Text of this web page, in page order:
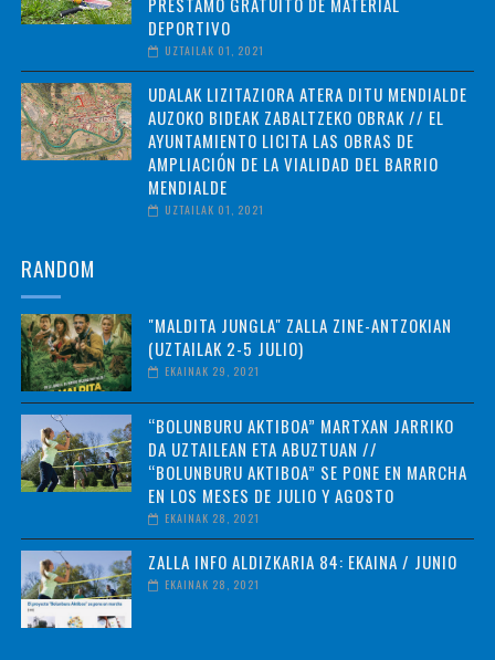
DEPORTIVO
UZTAILAK 01, 2021
UDALAK LIZITAZIORA ATERA DITU MENDIALDE
AUZOKO BIDEAK ZABALTZEKO OBRAK // EL
AYUNTAMIENTO LICITA LAS OBRAS DE
AMPLIACIÓN DE LA VIALIDAD DEL BARRIO
MENDIALDE
UZTAILAK 01, 2021
RANDOM
"MALDITA JUNGLA" ZALLA ZINE-ANTZOKIAN
(UZTAILAK 2-5 JULIO)
EKAINAK 29, 2021
“BOLUNBURU AKTIBOA” MARTXAN JARRIKO
DA UZTAILEAN ETA ABUZTUAN //
“BOLUNBURU AKTIBOA” SE PONE EN MARCHA
EN LOS MESES DE JULIO Y AGOSTO
EKAINAK 28, 2021
ZALLA INFO ALDIZKARIA 84: EKAINA / JUNIO
EKAINAK 28, 2021